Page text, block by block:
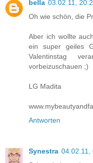
bella 03.02.11,
Oh wie schön, die
Aber ich wollte
ein super geiles
Valentinstag
vorbeizuschauen ;)
LG Madita
Antworten
Synestra 04.02.11,